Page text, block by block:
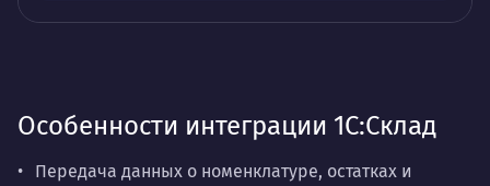
Особенности интеграции 1С:Склад
Передача данных о номенклатуре, остатках и